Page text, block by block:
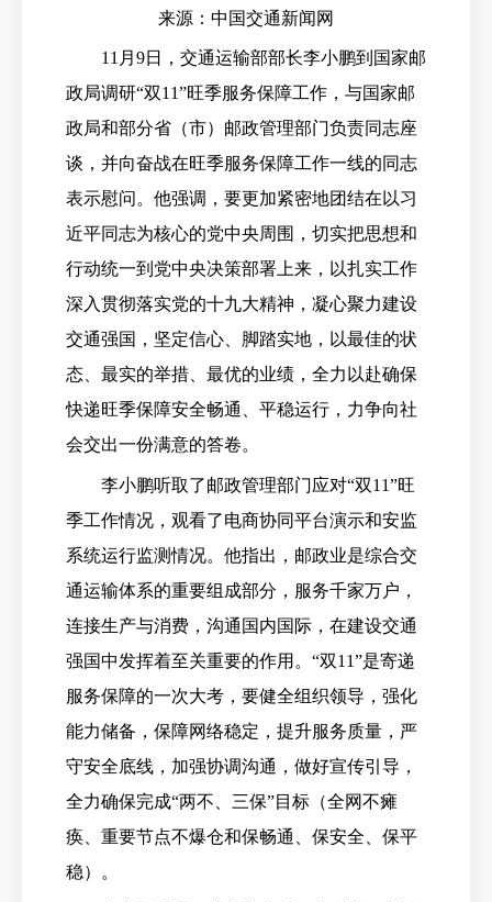
来源：中国交通新闻网
11月9日，交通运输部部长李小鹏到国家邮
政局调研“双11”旺季服务保障工作，与国家邮
政局和部分省（市）邮政管理部门负责同志座
谈，并向奋战在旺季服务保障工作一线的同志
表示慰问。他强调，要更加紧密地团结在以习
近平同志为核心的党中央周围，切实把思想和
行动统一到党中央决策部署上来，以扎实工作
深入贯彻落实党的十九大精神，凝心聚力建设
交通强国，坚定信心、脚踏实地，以最佳的状
态、最实的举措、最优的业绩，全力以赴确保
快递旺季保障安全畅通、平稳运行，力争向社
会交出一份满意的答卷。
李小鹏听取了邮政管理部门应对“双11”旺
季工作情况，观看了电商协同平台演示和安监
系统运行监测情况。他指出，邮政业是综合交
通运输体系的重要组成部分，服务千家万户，
连接生产与消费，沟通国内国际，在建设交通
强国中发挥着至关重要的作用。“双11”是寄递
服务保障的一次大考，要健全组织领导，强化
能力储备，保障网络稳定，提升服务质量，严
守安全底线，加强协调沟通，做好宣传引导，
全力确保完成“两不、三保”目标（全网不瘫
痪、重要节点不爆仓和保畅通、保安全、保平
稳）。